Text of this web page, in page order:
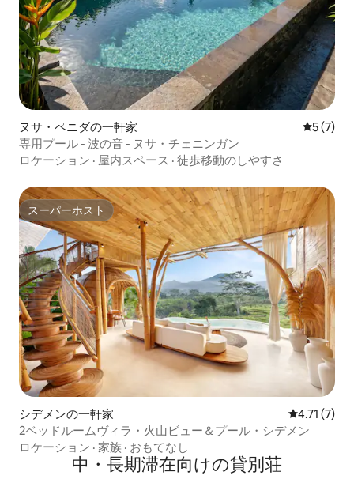
ヌサ・ペニダの一軒家 レビュー
5 (7)
専用プール - 波の音 - ヌサ・チェニンガン
ロケーション · 屋内スペース · 徒歩移動のしやすさ
スーパーホスト
スーパーホスト
シデメンの一軒家 レビュー7
4.71 (7)
2ベッドルームヴィラ・火山ビュー＆プール・シデメン
ロケーション · 家族 · おもてなし
中・長期滞在向けの貸別荘